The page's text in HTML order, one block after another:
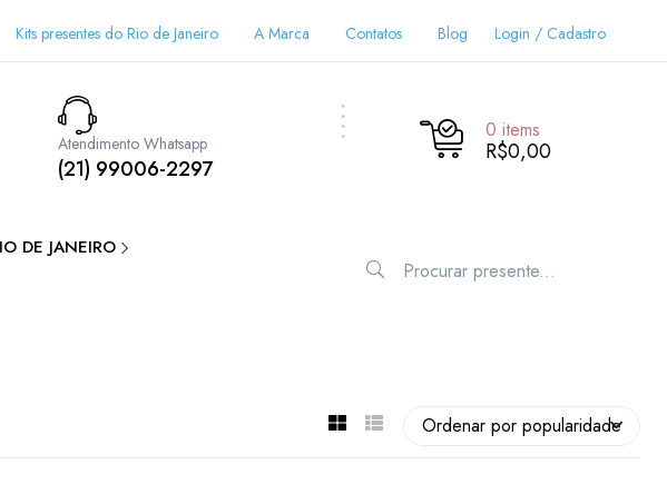
Kits presentes do Rio de Janeiro A Marca Contatos Blog Login / Cadastro
Atendimento Whatsapp
(21) 99006-2297
0 items
R$0,00
DE JANEIRO
Ordenar por popularidade